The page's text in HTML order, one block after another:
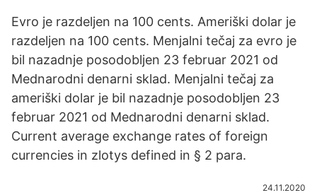
Evro je razdeljen na 100 cents. Ameriški dolar je
razdeljen na 100 cents. Menjalni tečaj za evro je
bil nazadnje posodobljen 23 februar 2021 od
Mednarodni denarni sklad. Menjalni tečaj za
ameriški dolar je bil nazadnje posodobljen 23
februar 2021 od Mednarodni denarni sklad.
Current average exchange rates of foreign
currencies in zlotys defined in § 2 para.
24.11.2020